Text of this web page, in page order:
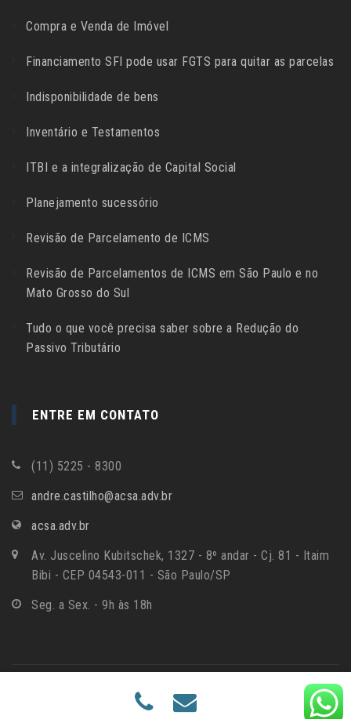
Compra e Venda de Imóvel
Financiamento SFI pode usar FGTS para quitar as parcelas
Indisponibilidade de bens
Inventário e Testamentos
ITBI e a integralização de Capital Social
Planejamento sucessório
Revisão de Parcelamento de ICMS
Revisão de Parcelamentos de ICMS em São Paulo e no
Mato Grosso do Sul
Tudo o que você precisa saber sobre a Redução do
Passivo Tributário
ENTRE EM CONTATO
(11) 5225 - 8300
andre.castilho@acsa.adv.br
acsa.adv.br
Av. Juscelino Kubitschek, 1327 - 8º andar - Cj. 81 - Itaim
Bibi - CEP 04543-011 - São Paulo/SP
Seg. a Sex. - 9h às 18h
Inside Digital - Agência de Martketing Digital